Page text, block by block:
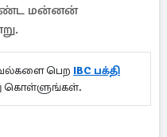
ஆண்ட மன்னன்
பெற IBC பக்தி
கொள்ளுங்கள்.